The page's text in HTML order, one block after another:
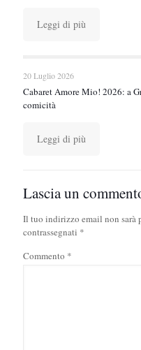
Leggi di più
20 Luglio 2026
Cabaret Amore Mio! 2026: a
comicità
Leggi di più
Lascia un
Il tuo indirizzo email non sarà
contrassegnati *
Commento *